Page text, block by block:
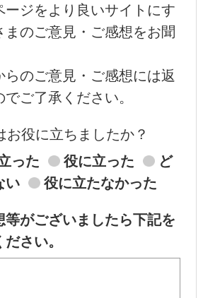
ージをより良いサイトにす
まのご意見・ご感想をお聞
らのご意見・ご感想には返
ご了承ください。
お役に立ちましたか？
った
役に立った
ど
い
役に立たなかった
等がございましたら下記を
さい。